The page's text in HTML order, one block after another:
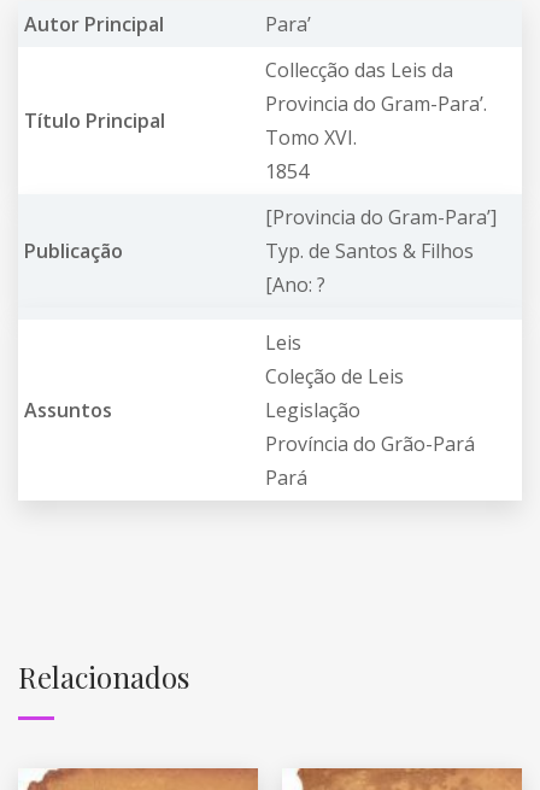
Autor Principal Para’
Título Principal
Collecção das Leis da
Provincia do Gram-Para’.
Tomo XVI.
1854
Publicação
[Provincia do Gram-Para’]
Typ. de Santos & Filhos
[Ano: ?
Assuntos
Leis
Coleção de Leis
Legislação
Província do Grão-Pará
Pará
Relacionados